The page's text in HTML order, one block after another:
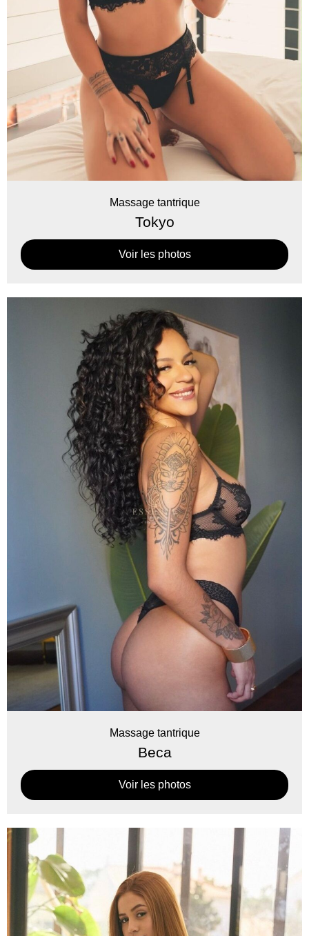
Massage tantrique
Tokyo
Voir les photos
Massage tantrique
Beca
Voir les photos